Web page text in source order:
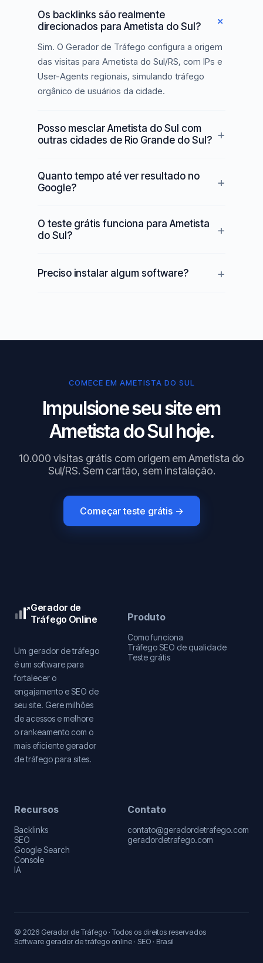
Os backlinks são realmente
direcionados para Ametista do Sul?
Sim. O Gerador de Tráfego configura a origem
das visitas para Ametista do Sul/RS, com IPs e
User-Agents regionais, simulando tráfego
orgânico de usuários da cidade.
Posso mesclar Ametista do Sul com
outras cidades de Rio Grande do Sul?
Quanto tempo até ver resultado no
Google?
O teste grátis funciona para Ametista
do Sul?
Preciso instalar algum software?
COMECE EM AMETISTA DO SUL
Impulsione seu site em
Ametista do Sul hoje.
10.000 visitas grátis com origem em Ametista do
Sul/RS. Sem cartão, sem instalação.
Começar teste grátis →
Gerador de
Tráfego Online
Um gerador de tráfego
é um software para
fortalecer o
engajamento e SEO de
seu site. Gere milhões
de acessos e melhore
o rankeamento com o
mais eficiente gerador
de tráfego para sites.
Produto
Como funciona
Tráfego SEO de qualidade
Teste grátis
Recursos
Backlinks
SEO
Google Search
Console
IA
Contato
contato@geradordetrafego.com
geradordetrafego.com
© 2026 Gerador de Tráfego · Todos os direitos reservados
Software gerador de tráfego online · SEO · Brasil